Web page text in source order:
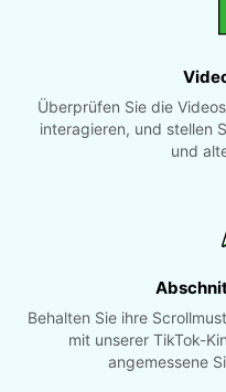
Überprüfen Sie die
interagieren, und stellen
und
Behalten Sie ihre
mit unserer TikTok-
angemessene